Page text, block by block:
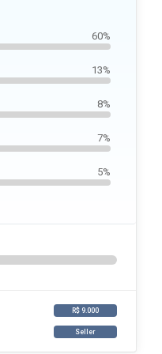
60%
13%
8%
7%
5%
R$ 9.000
Seller